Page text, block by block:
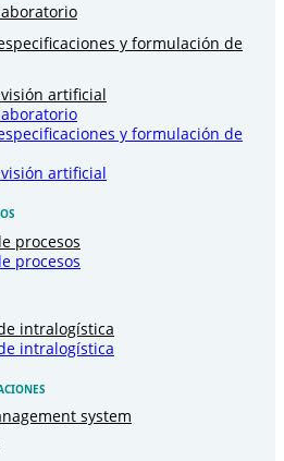
y formulación de
artificial
y formulación de
artificial
procesos
procesos
intralogística
intralogística
system